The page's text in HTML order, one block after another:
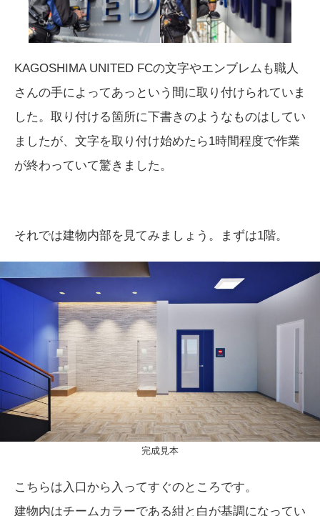
KAGOSHIMA UNITED FCの文字やエンブレムも職人
さんの手によってあっという間に取り付けられていま
した。取り付ける箇所に下書きのようなものはしてい
ましたが、文字を取り付け始めたら1時間程度で作業
が終わっていて驚きました。
それでは建物内部を見てみましょう。まずは1階。
完成見本
こちらは入口から入ってすぐのところです。
建物内はチームカラーである紺と白が基調になってい